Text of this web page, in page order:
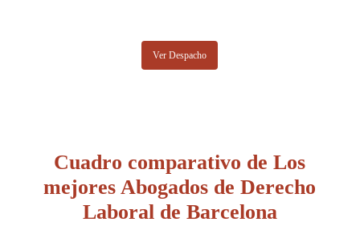
Ver Despacho
Cuadro comparativo de Los
mejores Abogados de Derecho
Laboral de Barcelona